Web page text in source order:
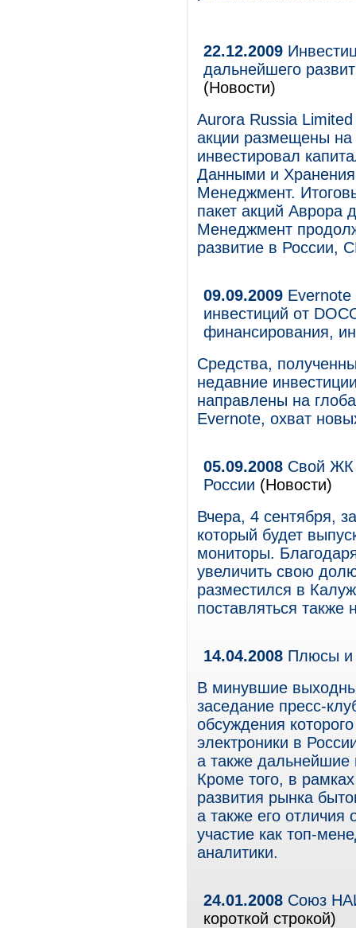
22.12.2009
дальнейшего
(Новости)
Aurora Russia
акции размещены на
инвестировал
Данными и
Менеджмент.
пакет акций Аврора
Менеджмент
развитие в России,
09.09.2009
инвестиций от
финансирования,
Средства,
недавние
направлены на
Evernote, охват
05.09.2008 Свой ЖК
России (Новости)
Вчера, 4 сентября,
который будет
мониторы.
увеличить свою
разместился в
поставляться также
14.04.2008 Плюсы и
В минувшие
заседание пресс-
обсуждения
электроники в
а также дальнейшие
Кроме того, в
развития рынка
а также его
участие как топ-
аналитики.
24.01.2008 Союз
короткой строкой)